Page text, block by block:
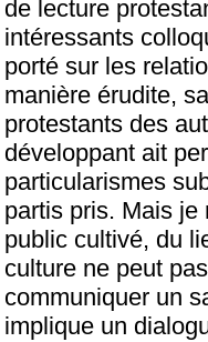
de lecture
intéressants
porté sur les
manière érudite,
protestants des
développant ait
particularismes
partis pris. Mais je
public cultivé, du
culture ne peut
communiquer un
implique un